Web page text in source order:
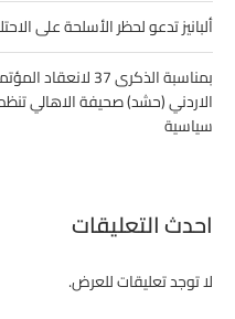
ألبانيز تدعو لحظر الأسلحة على
بمناسبة الذكرى 37
الاردني (حشد) صحيفة الاهالي
سياسية
احدث التعليقات
لا توجد تعليقات للعرض.